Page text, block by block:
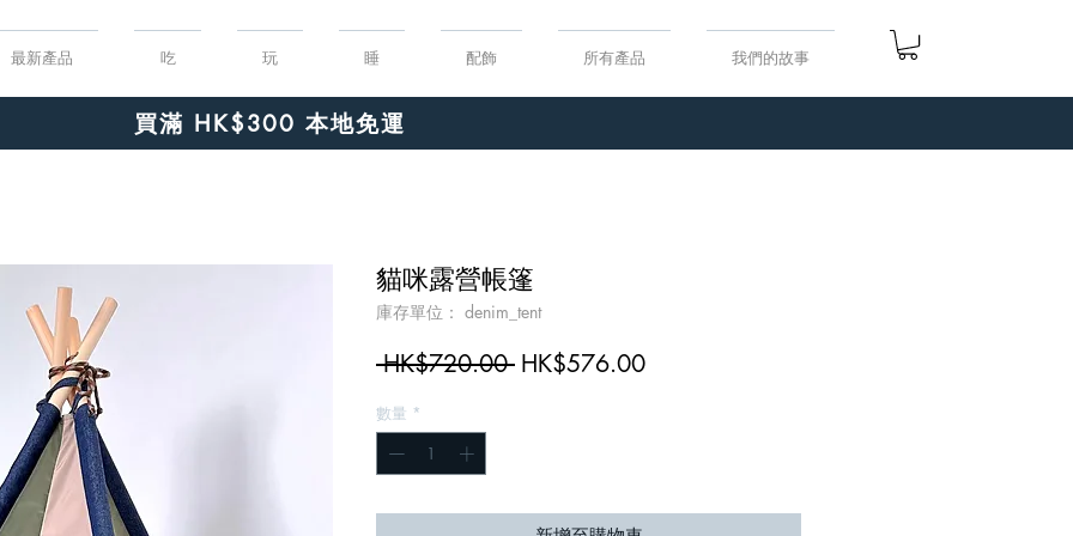
最新產品 吃 玩 睡 配飾 所有產品 我們的故事
貓咪露營帳篷
庫存單位： denim_tent
HK$720.00 一
HK$576.00促
數量 *
Order $150 or more for free shipping!
買滿 HK$300 本地免運